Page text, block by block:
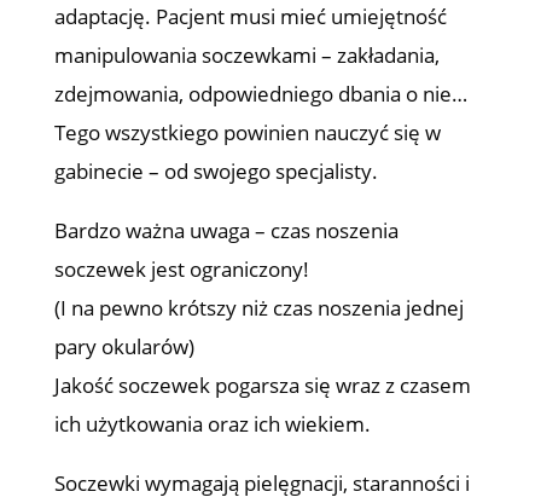
adaptację. Pacjent musi mieć umiejętność
manipulowania soczewkami – zakładania,
zdejmowania, odpowiedniego dbania o nie…
Tego wszystkiego powinien nauczyć się w
gabinecie – od swojego specjalisty.
Bardzo ważna uwaga – czas noszenia
soczewek jest ograniczony!
(I na pewno krótszy niż czas noszenia jednej
pary okularów)
Jakość soczewek pogarsza się wraz z czasem
ich użytkowania oraz ich wiekiem.
Soczewki wymagają pielęgnacji, staranności i